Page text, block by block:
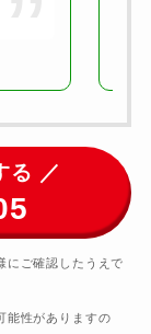
る ／
にご確認したうえで
能性がありますの